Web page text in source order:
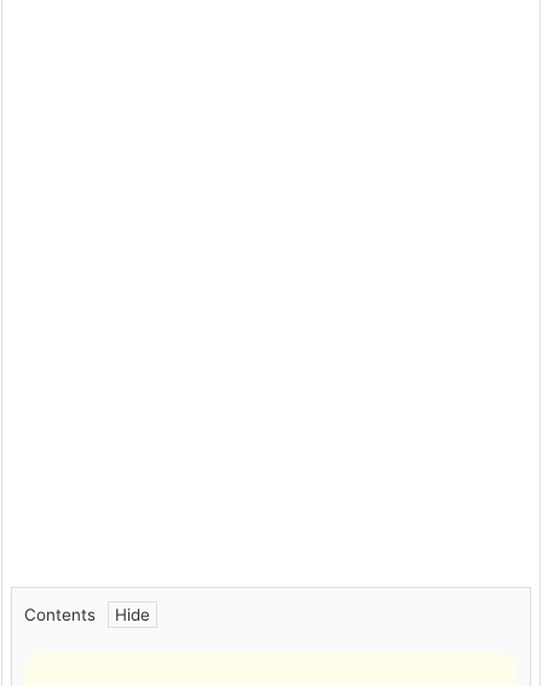
Contents